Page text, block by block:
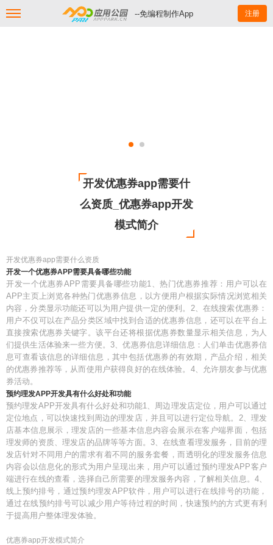
--免编程制作App 注册
开发优惠券app需要什
么资质_优惠券app开发
模式简介
开发优惠券app需要什么资质
开发一个优惠券APP需要具备哪些功能
开发一个优惠券APP需要具备哪些功能1、热门优惠券推荐：用户可以在
APP主页上浏览各种热门优惠券信息，以方便用户根据实际情况浏览相关
内容，分类显示功能还可以为用户提供一定的便利。2、在线搜索优惠券：
用户不仅可以在产品分类区域中找到合适的优惠券信息，还可以在平台上
直接搜索优惠券关键字。该平台还将根据优惠券数量显示相关信息，为人
们提供生活体验来一些方便。3、优惠券信息详细信息：人们单击优惠券信
息可查看该信息的详细信息，其中包括优惠券的有效期，产品介绍，相关
的优惠券推荐等，从而使用户获得良好的在线体验。4、允许朋友参与优惠
券活动。
预约理发APP开发具有什么好处和功能
预约理发APP开发具有什么好处和功能1、周边理发店定位，用户可以通过
定位地点，可以快速找到周边的理发店，并且可以进行定位导航。2、理发
店基本信息展示，理发店的一些基本信息内容会展示在客户端界面，包括
理发师的资质、理发店的品牌等等方面。3、在线查看理发服务，目前的理
发店针对不同用户的需求有着不同的服务套餐，而透明化的理发服务信息
内容会以信息化的形式为用户呈现出来，用户可以通过预约理发APP客户
端进行在线的查看，选择自己所需要的理发服务内容，了解相关信息。4、
线上预约排号，通过预约理发APP软件，用户可以进行在线排号的功能，
通过在线预约排号可以减少用户等待过程的时间，快速预约的方式更有利
于提高用户整体理发体验。
优惠券app开发模式简介